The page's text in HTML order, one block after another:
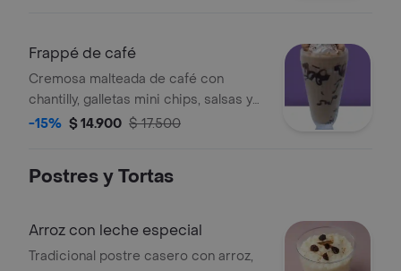
Frappé de café
Cremosa malteada de café con
chantilly, galletas mini chips, salsas y
cereza.
-15% $ 14.900 $ 17.500
Postres y Tortas
Arroz con leche especial
Tradicional postre casero con arroz,